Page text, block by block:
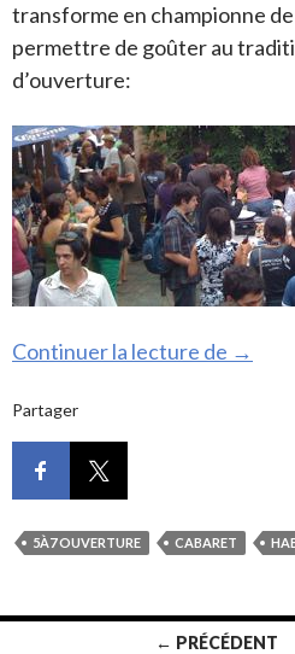
transforme en championne
permettre de goûter au
d’ouverture:
Continuer la lecture de →
Partager
5À7 OUVERTURE CABARET
← PRÉCÉDENT